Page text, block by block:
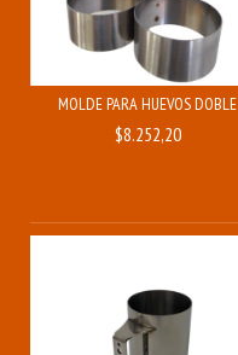
MOLDE PARA HUEVOS DOBLE
$8.252,20